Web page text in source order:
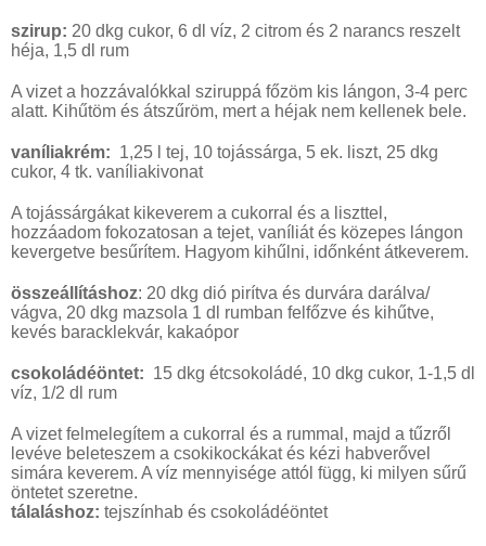
szirup: 20 dkg cukor, 6 dl víz, 2 citrom és 2 narancs reszelt
héja, 1,5 dl rum
A vizet a hozzávalókkal sziruppá főzöm kis lángon, 3-4 perc
alatt. Kihűtöm és átszűröm, mert a héjak nem kellenek bele.
vaníliakrém: 1,25 l tej, 10 tojássárga, 5 ek. liszt, 25 dkg
cukor, 4 tk. vaníliakivonat
A tojássárgákat kikeverem a cukorral és a liszttel,
hozzáadom fokozatosan a tejet, vaníliát és közepes lángon
kevergetve besűrítem. Hagyom kihűlni, időnként átkeverem.
összeállításhoz: 20 dkg dió pirítva és durvára darálva/
vágva, 20 dkg mazsola 1 dl rumban felfőzve és kihűtve,
kevés baracklekvár, kakaópor
csokoládéöntet: 15 dkg étcsokoládé, 10 dkg cukor, 1-1,5 dl
víz, 1/2 dl rum
A vizet felmelegítem a cukorral és a rummal, majd a tűzről
levéve beleteszem a csokikockákat és kézi habverővel
simára keverem. A víz mennyisége attól függ, ki milyen sűrű
öntetet szeretne.
tálaláshoz: tejszínhab és csokoládéöntet